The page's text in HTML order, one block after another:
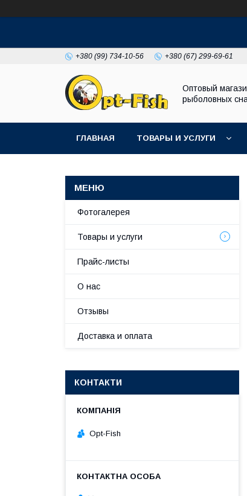
+380 (99) 734-10-56 +380 (67) 299-69-61
Оптовый
рыболовных
ГЛАВНАЯ ТОВАРЫ И УСЛУГИ
Фотогалерея
Товары и услуги
Прайс-листы
О нас
Отзывы
Доставка и оплата
КОНТАКТИ
Opt-Fish